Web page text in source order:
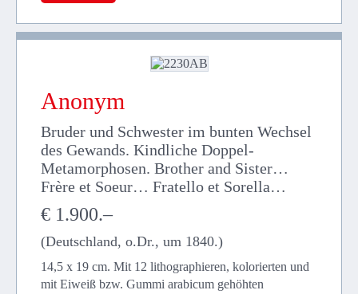
Anonym
Bruder und Schwester im bunten Wechsel
des Gewands. Kindliche Doppel-
Metamorphosen. Brother and Sister…
Frère et Soeur… Fratello et Sorella…
€ 1.900.–
(Deutschland, o.Dr., um 1840.)
14,5 x 19 cm. Mit 12 lithographieren, kolorierten und
mit Eiweiß bzw. Gummi arabicum gehöhten